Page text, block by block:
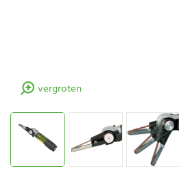
vergroten